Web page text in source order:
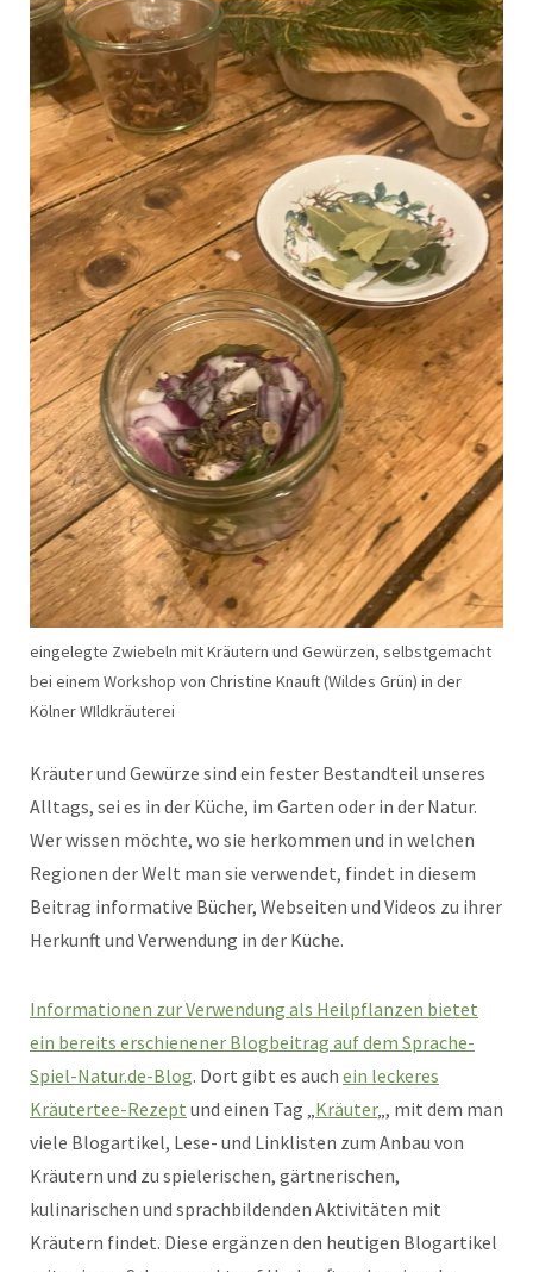
eingelegte Zwiebeln mit Kräutern und Gewürzen, selbstgemacht
bei einem Workshop von Christine Knauft (Wildes Grün) in der
Kölner WIldkräuterei
Kräuter und Gewürze sind ein fester Bestandteil unseres
Alltags, sei es in der Küche, im Garten oder in der Natur.
Wer wissen möchte, wo sie herkommen und in welchen
Regionen der Welt man sie verwendet, findet in diesem
Beitrag informative Bücher, Webseiten und Videos zu ihrer
Herkunft und Verwendung in der Küche.
Informationen zur Verwendung als Heilpflanzen bietet
ein bereits erschienener Blogbeitrag auf dem Sprache-
Spiel-Natur.de-Blog. Dort gibt es auch ein leckeres
Kräutertee-Rezept und einen Tag „ Kräuter„, mit dem man
viele Blogartikel, Lese- und Linklisten zum Anbau von
Kräutern und zu spielerischen, gärtnerischen,
kulinarischen und sprachbildenden Aktivitäten mit
Kräutern findet. Diese ergänzen den heutigen Blogartikel